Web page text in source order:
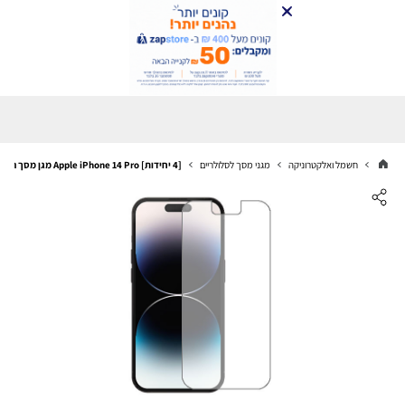
חשמל ואלקטרוניקה מגני מסך לסלולריים [4 יחידות] Apple iPhone 14 Pro מגן מסך הידרוג'ל שקוף (סיליקון) סקרין מובייל